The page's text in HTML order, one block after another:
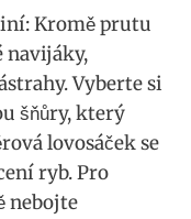
Kromě prutu
navijáky,
Vyberte si
šňůry, který
lovosáček se
ryb. Pro
nebojte